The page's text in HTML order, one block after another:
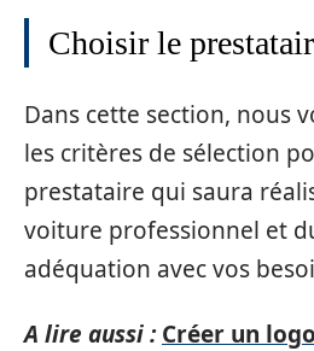
Choisir le
Dans cette section, nous
les critères de sélection
prestataire qui saura
voiture professionnel et
adéquation avec vos
A lire aussi : Créer un